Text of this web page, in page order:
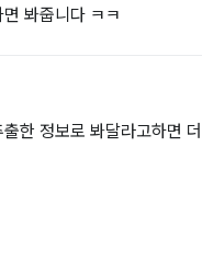
봐줍니다 ㅋㅋ
한 정보로 봐달라고하면